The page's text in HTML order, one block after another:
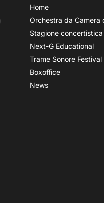
Home
Orchestra da Camera
Stagione
Next-G Educational
Trame Sonore Festival
Boxoffice
News